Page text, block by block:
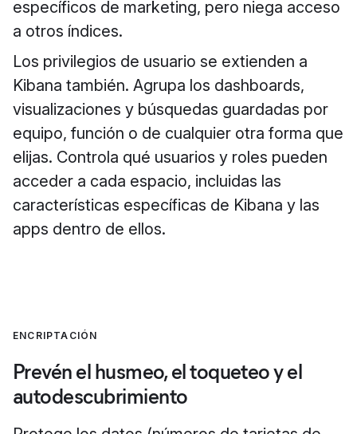
específicos de marketing, pero niega acceso
a otros índices.
Los privilegios de usuario se extienden a
Kibana también. Agrupa los dashboards,
visualizaciones y búsquedas guardadas por
equipo, función o de cualquier otra forma que
elijas. Controla qué usuarios y roles pueden
acceder a cada espacio, incluidas las
características específicas de Kibana y las
apps dentro de ellos.
ENCRIPTACIÓN
Prevén el husmeo, el toqueteo y el
autodescubrimiento